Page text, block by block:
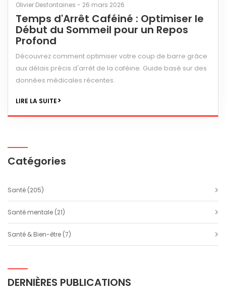
Olivier Desfontaines - 26 mars 2026
Temps d'Arrêt Caféiné : Optimiser le
Début du Sommeil pour un Repos
Profond
Découvrez comment optimiser votre coup de barre grâce
aux délais précis d'arrêt de la caféine. Guide basé sur des
données médicales récentes.
LIRE LA SUITE
Catégories
Santé (205)
Santé mentale (21)
Santé & Bien-être (7)
DERNIÈRES PUBLICATIONS